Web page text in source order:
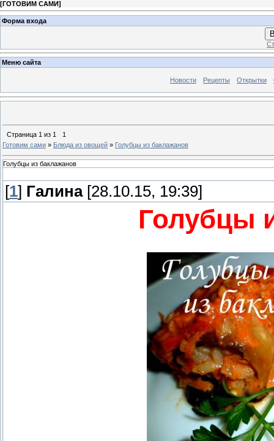
[ГОТОВИМ САМИ]
Форма входа
Меню сайта
Новости Рецепты Открытки
Страница 1 из 1
1
Готовим сами » Блюда из овощей » Голубцы из баклажанов
Голубцы из баклажанов
[1] Галина[28.10.15, 19:39]
Голубцы